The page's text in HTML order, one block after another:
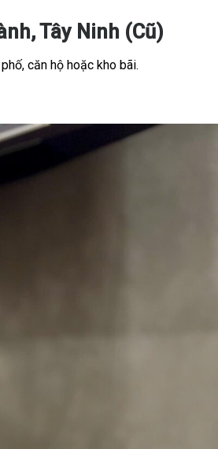
Tây Ninh (Cũ)
căn hộ hoặc kho bãi.